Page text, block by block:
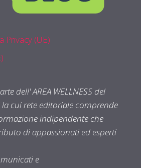
Privacy (UE)
dell' AREA WELLNESS del
cui rete editoriale comprende
indipendente che
di appassionati ed esperti
e